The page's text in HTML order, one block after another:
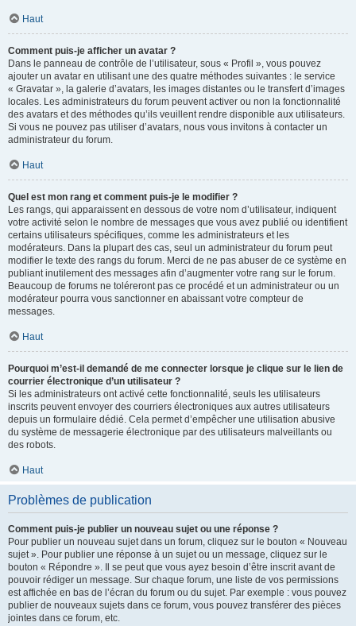
Haut
Comment puis-je afficher un avatar ?
Dans le panneau de contrôle de l’utilisateur, sous « Profil », vous pouvez
ajouter un avatar en utilisant une des quatre méthodes suivantes : le service
« Gravatar », la galerie d’avatars, les images distantes ou le transfert d’images
locales. Les administrateurs du forum peuvent activer ou non la fonctionnalité
des avatars et des méthodes qu’ils veuillent rendre disponible aux utilisateurs.
Si vous ne pouvez pas utiliser d’avatars, nous vous invitons à contacter un
administrateur du forum.
Haut
Quel est mon rang et comment puis-je le modifier ?
Les rangs, qui apparaissent en dessous de votre nom d’utilisateur, indiquent
votre activité selon le nombre de messages que vous avez publié ou identifient
certains utilisateurs spécifiques, comme les administrateurs et les
modérateurs. Dans la plupart des cas, seul un administrateur du forum peut
modifier le texte des rangs du forum. Merci de ne pas abuser de ce système en
publiant inutilement des messages afin d’augmenter votre rang sur le forum.
Beaucoup de forums ne toléreront pas ce procédé et un administrateur ou un
modérateur pourra vous sanctionner en abaissant votre compteur de
messages.
Haut
Pourquoi m’est-il demandé de me connecter lorsque je clique sur le lien de
courrier électronique d’un utilisateur ?
Si les administrateurs ont activé cette fonctionnalité, seuls les utilisateurs
inscrits peuvent envoyer des courriers électroniques aux autres utilisateurs
depuis un formulaire dédié. Cela permet d’empêcher une utilisation abusive
du système de messagerie électronique par des utilisateurs malveillants ou
des robots.
Haut
Problèmes de publication
Comment puis-je publier un nouveau sujet ou une réponse ?
Pour publier un nouveau sujet dans un forum, cliquez sur le bouton « Nouveau
sujet ». Pour publier une réponse à un sujet ou un message, cliquez sur le
bouton « Répondre ». Il se peut que vous ayez besoin d’être inscrit avant de
pouvoir rédiger un message. Sur chaque forum, une liste de vos permissions
est affichée en bas de l’écran du forum ou du sujet. Par exemple : vous pouvez
publier de nouveaux sujets dans ce forum, vous pouvez transférer des pièces
jointes dans ce forum, etc.